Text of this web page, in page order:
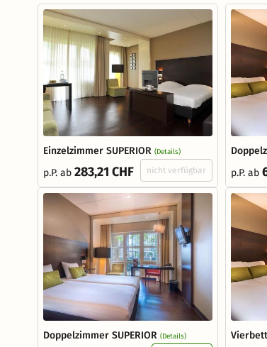
Einzelzimmer SUPERIOR (Details)
p.P. ab 283,21 CHF nicht verfügbar p.P. ab
Doppelzimmer SUPERIOR (Details)